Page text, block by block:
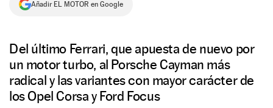
SÍGUENOS
Añadir EL MOTOR en Google
Del último Ferrari, que apuesta de nuevo por
un motor turbo, al Porsche Cayman más
radical y las variantes con mayor carácter de
los Opel Corsa y Ford Focus